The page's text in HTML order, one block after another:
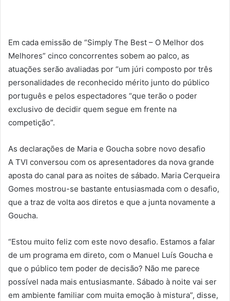
Em cada emissão de “Simply The Best – O Melhor dos
Melhores” cinco concorrentes sobem ao palco, as
atuações serão avaliadas por “um júri composto por três
personalidades de reconhecido mérito junto do público
português e pelos espectadores “que terão o poder
exclusivo de decidir quem segue em frente na
competição”.
As declarações de Maria e Goucha sobre novo desafio
A TVI conversou com os apresentadores da nova grande
aposta do canal para as noites de sábado. Maria Cerqueira
Gomes mostrou-se bastante entusiasmada com o desafio,
que a traz de volta aos diretos e que a junta novamente a
Goucha.
“Estou muito feliz com este novo desafio. Estamos a falar
de um programa em direto, com o Manuel Luís Goucha e
que o público tem poder de decisão? Não me parece
possível nada mais entusiasmante. Sábado à noite vai ser
em ambiente familiar com muita emoção à mistura”, disse,